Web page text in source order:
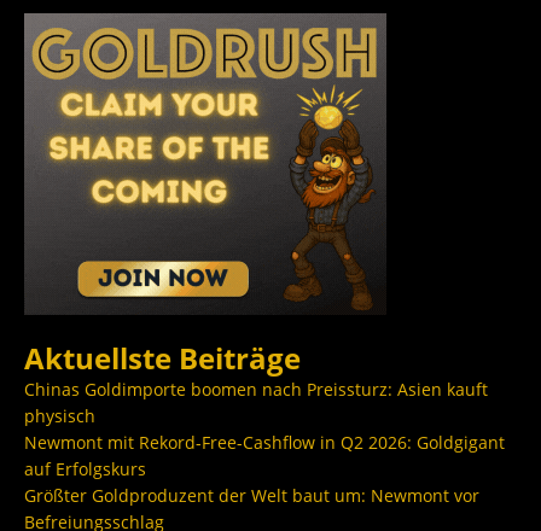
Aktuellste Beiträge
Chinas Goldimporte boomen nach Preissturz: Asien kauft
physisch
Newmont mit Rekord-Free-Cashflow in Q2 2026: Goldgigant
auf Erfolgskurs
Größter Goldproduzent der Welt baut um: Newmont vor
Befreiungsschlag